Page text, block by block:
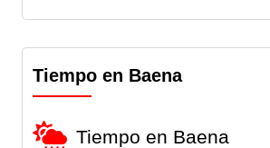
Tiempo en Baena
Tiempo en Baena